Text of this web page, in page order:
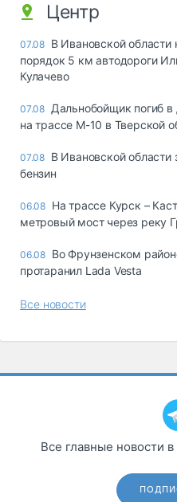
Центр
07.08 В Ивановской области
порядок 5 км автодороги
Кулачево
07.08 Дальнобойщик погиб
на трассе М-10 в Тверской
07.08 В Ивановской
бензин
06.08 На трассе Курск –
метровый мост через реку
06.08 Во Фрунзенском
протаранил Lada Vesta
Все новости
Все главные новости